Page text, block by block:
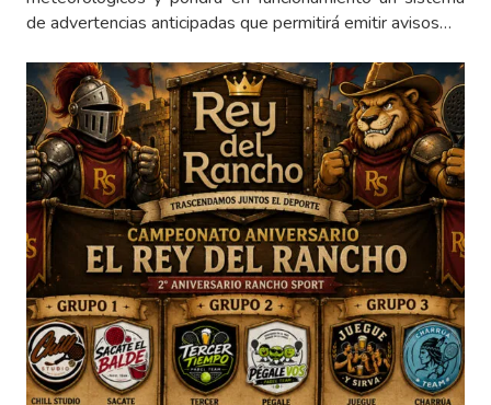
de advertencias anticipadas que permitirá emitir avisos…